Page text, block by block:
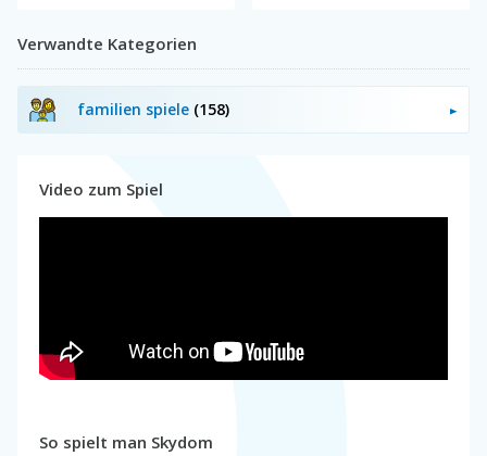
Verwandte Kategorien
familien spiele (158)
Video zum Spiel
So spielt man Skydom